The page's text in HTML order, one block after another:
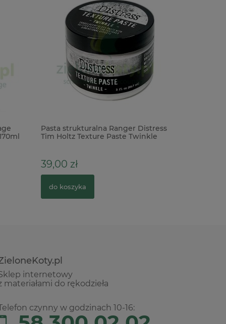
Pasta strukturalna Ranger Distress
Tim Holtz Texture Paste Twinkle
39,00 zł
do koszyka
internetowy
materiałami do rękodzieła
czynny w godzinach 10-16: